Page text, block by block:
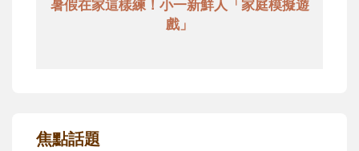
暑假在家這樣練！小一新鮮人「家庭模擬遊
戲」
焦點話題